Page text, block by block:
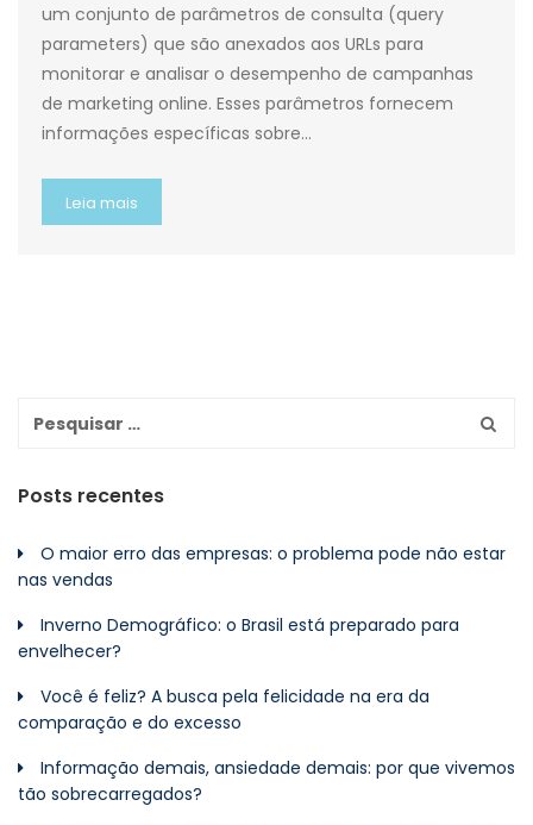
um conjunto de parâmetros de consulta (query
parameters) que são anexados aos URLs para
monitorar e analisar o desempenho de campanhas
de marketing online. Esses parâmetros fornecem
informações específicas sobre…
Leia mais
Posts recentes
O maior erro das empresas: o problema pode não estar
nas vendas
Inverno Demográfico: o Brasil está preparado para
envelhecer?
Você é feliz? A busca pela felicidade na era da
comparação e do excesso
Informação demais, ansiedade demais: por que vivemos
tão sobrecarregados?